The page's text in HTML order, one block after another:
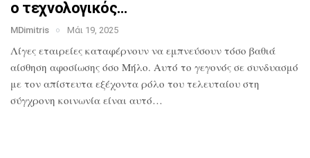
ο τεχνολογικός…
MDimitris Μάι 19, 2025
Λίγες εταιρείες καταφέρνουν να εμπνεύσουν τόσο βαθιά
αίσθηση αφοσίωσης όσο Μήλο. Αυτό το γεγονός σε συνδυασμό
με τον απίστευτα εξέχοντα ρόλο του τελευταίου στη
σύγχρονη κοινωνία είναι αυτό…